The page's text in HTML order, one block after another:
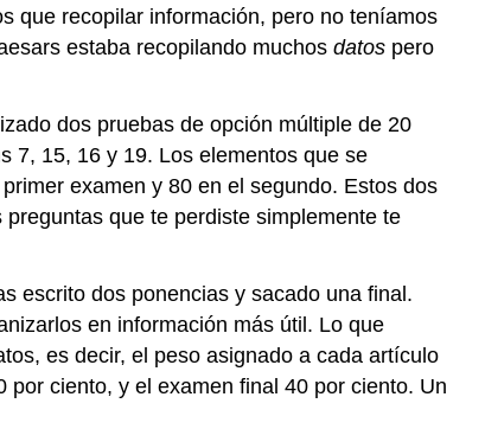
que recopilar información, pero no teníamos
estaba recopilando muchos datos pero
dos pruebas de opción múltiple de 20
7, 15, 16 y 19. Los elementos que se
examen y 80 en el segundo. Estos dos
que te perdiste simplemente te
escrito dos ponencias y sacado una final.
en información más útil. Lo que
es decir, el peso asignado a cada artículo
ciento, y el examen final 40 por ciento. Un